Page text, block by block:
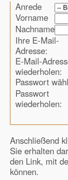
Anrede
Vorname
Nachname
Ihre E-Mail-
Adresse:
E-Mail-
wiederholen:
Passwort
Passwort
wiederholen:
Anschließend
Sie erhalten
den Link, mit
können.